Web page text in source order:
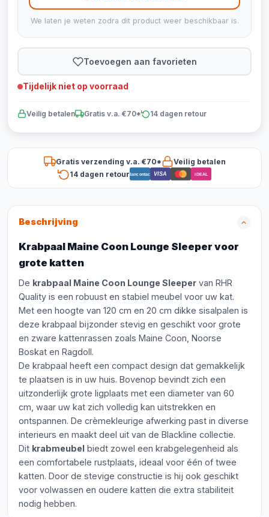
We laten je weten zodra dit product weer beschikbaar is.
Toevoegen aan favorieten
Tijdelijk niet op voorraad
Veilig betalen Gratis v.a. €70* 14 dagen retour
Gratis verzending v.a. €70*
Veilig betalen
14 dagen retourBancontact VISA iDEAL
Beschrijving
Krabpaal Maine Coon Lounge Sleeper voor
grote katten
De krabpaal Maine Coon Lounge Sleeper van RHR
Quality is een robuust en stabiel meubel voor uw kat.
Met een hoogte van 120 cm en 20 cm dikke sisalpalen is
deze krabpaal bijzonder stevig en geschikt voor grote
en zware kattenrassen zoals Maine Coon, Noorse
Boskat en Ragdoll.
De krabpaal heeft een compact design dat gemakkelijk
te plaatsen is in uw huis. Bovenop bevindt zich een
uitzonderlijk grote ligplaats met een diameter van 60
cm, waar uw kat zich volledig kan uitstrekken en
ontspannen. De crèmekleurige afwerking past in diverse
interieurs en maakt deel uit van de Blackline collectie.
Dit krabmeubel biedt zowel een krabgelegenheid als
een comfortabele rustplaats, ideaal voor één of twee
katten. Door de stevige constructie is hij ook geschikt
voor volwassen en oudere katten die extra stabiliteit
nodig hebben.